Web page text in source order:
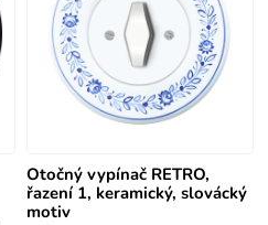
Otočný vypínač RETRO,
řazení 1, keramický, slovácký
motiv